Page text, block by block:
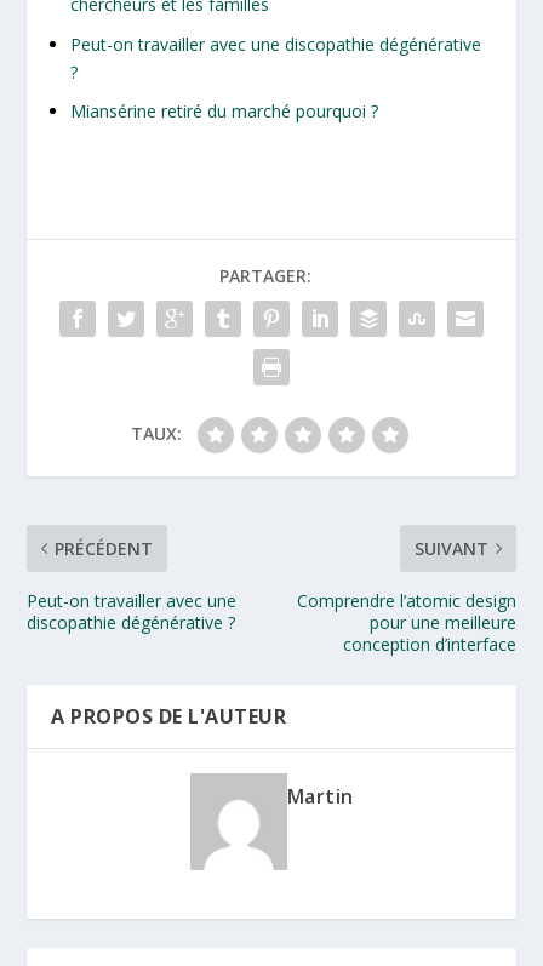
Peut-on travailler avec une discopathie dégénérative
?
Miansérine retiré du marché pourquoi ?
PARTAGER:
TAUX:
PRÉCÉDENT
Peut-on travailler avec une
discopathie dégénérative ?
SUIVANT
Comprendre l’atomic design
pour une meilleure
conception d’interface
A PROPOS DE L'AUTEUR
Martin